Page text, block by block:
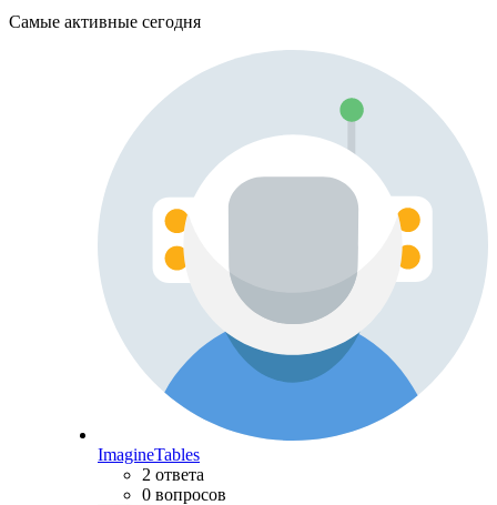
Самые активные сегодня
ImagineTables
2 ответа
0 вопросов